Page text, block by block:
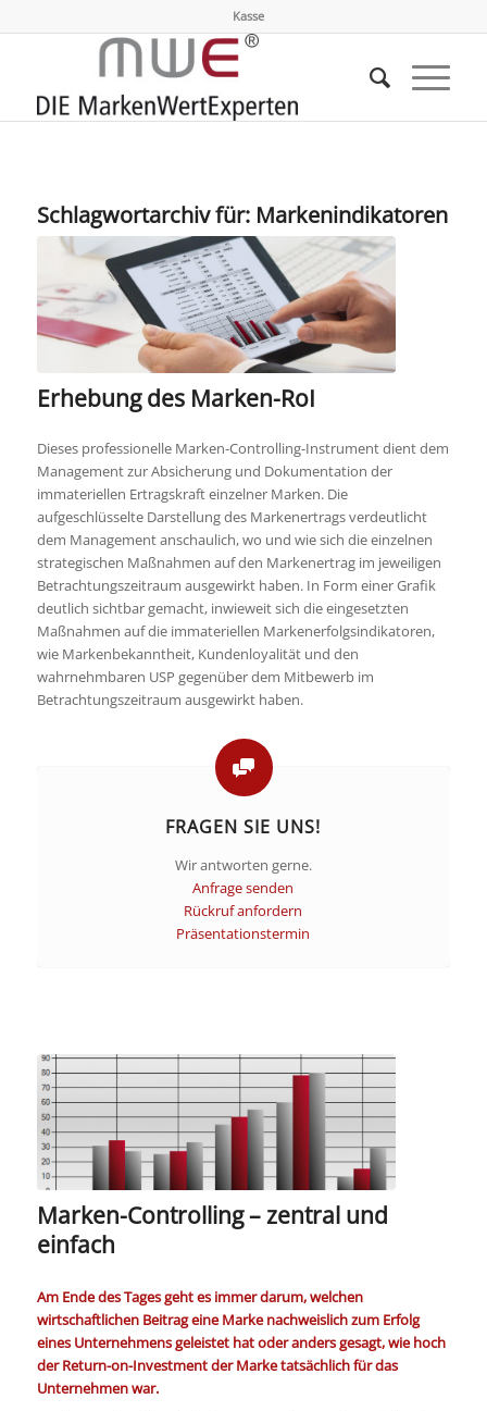
Kasse
Schlagwortarchiv für: Markenindikatoren
Erhebung des Marken-RoI
Dieses professionelle Marken-Controlling-Instrument dient dem
Management zur Absicherung und Dokumentation der
immateriellen Ertragskraft einzelner Marken. Die
aufgeschlüsselte Darstellung des Markenertrags verdeutlicht
dem Management anschaulich, wo und wie sich die einzelnen
strategischen Maßnahmen auf den Markenertrag im jeweiligen
Betrachtungszeitraum ausgewirkt haben. In Form einer Grafik
deutlich sichtbar gemacht, inwieweit sich die eingesetzten
Maßnahmen auf die immateriellen Markenerfolgsindikatoren,
wie Markenbekanntheit, Kundenloyalität und den
wahrnehmbaren USP gegenüber dem Mitbewerb im
Betrachtungszeitraum ausgewirkt haben.
FRAGEN SIE UNS!
Wir antworten gerne.
Anfrage senden
Rückruf anfordern
Präsentationstermin
Marken-Controlling – zentral und
einfach
Am Ende des Tages geht es immer darum, welchen
wirtschaftlichen Beitrag eine Marke nachweislich zum Erfolg
eines Unternehmens geleistet hat oder anders gesagt, wie hoch
der Return-on-Investment der Marke tatsächlich für das
Unternehmen war.